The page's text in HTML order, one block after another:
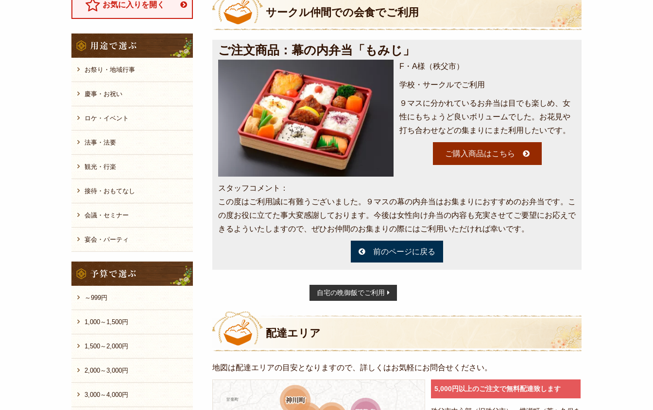
サークル仲間での会食でご利用
ご注文商品：幕の内弁当「もみじ」
F・A様（秩父市）
学校・サークルでご利用
９マスに分かれているお弁当は目でも楽しめ、女
性にもちょうど良いボリュームでした。お花見や
打ち合わせなどの集まりにまた利用したいです。
ご購入商品はこちら
スタッフコメント：
この度はご利用誠に有難うございました。９マスの幕の内弁当はお集まりにおすすめのお弁当です。こ
の度お役に立てた事大変感謝しております。今後は女性向け弁当の内容も充実させてご要望にお応えで
きるよういたしますので、ぜひお仲間のお集まりの際にはご利用いただければ幸いです。
前のページに戻る
稿
ナ
ビ
ゲ
ー
シ
自宅の晩御飯でご利用
配達エリア
地図は配達エリアの目安となりますので、詳しくはお気軽にお問合せください。
5,000円以上のご注文で無料配達致します
お気に入りを開く
途
で
選
ぶ
お祭り・地域行事
慶事・お祝い
ロケ・イベント
法事・法要
観光・行楽
接待・おもてなし
会議・セミナー
宴会・パーティ
算
で
選
ぶ
～999円
1,000～1,500円
1,500～2,000円
2,000～3,000円
3,000～4,000円